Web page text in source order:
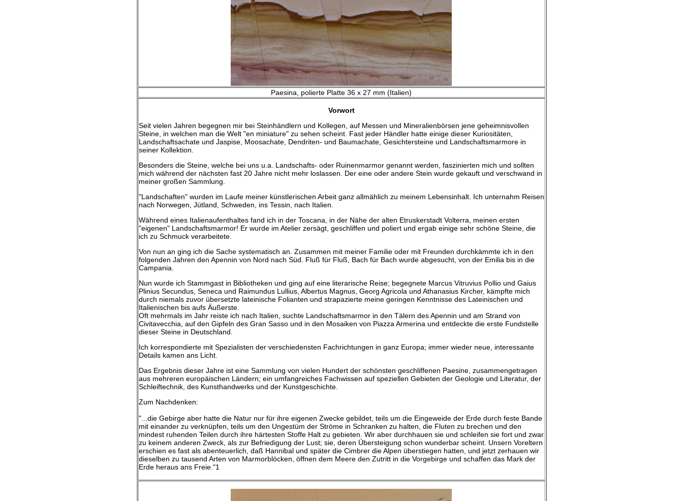
Paesina, polierte Platte 36 x 27 mm (Italien)
Vorwort
Seit vielen Jahren begegnen mir bei Steinhändlern und Kollegen, auf Messen und Mineralienbörsen jene geheimnisvollen
Steine, in welchen man die Welt "en miniature" zu sehen scheint. Fast jeder Händler hatte einige dieser Kuriositäten,
Landschaftsachate und Jaspise, Moosachate, Dendriten- und Baumachate, Gesichtersteine und Landschaftsmarmore in
seiner Kollektion.
Besonders die Steine, welche bei uns u.a. Landschafts- oder Ruinenmarmor genannt werden, faszinierten mich und sollten
mich während der nächsten fast 20 Jahre nicht mehr loslassen. Der eine oder andere Stein wurde gekauft und verschwand in
meiner großen Sammlung.
"Landschaften" wurden im Laufe meiner künstlerischen Arbeit ganz allmählich zu meinem Lebensinhalt. Ich unternahm Reisen
nach Norwegen, Jütland, Schweden, ins Tessin, nach Italien.
Während eines Italienaufenthaltes fand ich in der Toscana, in der Nähe der alten Etruskerstadt Volterra, meinen ersten
"eigenen" Landschaftsmarmor! Er wurde im Atelier zersägt, geschliffen und poliert und ergab einige sehr schöne Steine, die
ich zu Schmuck verarbeitete.
Von nun an ging ich die Sache systematisch an. Zusammen mit meiner Familie oder mit Freunden durchkämmte ich in den
folgenden Jahren den Apennin von Nord nach Süd. Fluß für Fluß, Bach für Bach wurde abgesucht, von der Emilia bis in die
Campania.
Nun wurde ich Stammgast in Bibliotheken und ging auf eine literarische Reise; begegnete Marcus Vitruvius Pollio und Gaius
Plinius Secundus, Seneca und Raimundus Lullius, Albertus Magnus, Georg Agricola und Athanasius Kircher, kämpfte mich
durch niemals zuvor übersetzte lateinische Folianten und strapazierte meine geringen Kenntnisse des Lateinischen und
Italienischen bis aufs Äußerste.
Oft mehrmals im Jahr reiste ich nach Italien, suchte Landschaftsmarmor in den Tälern des Apennin und am Strand von
Civitavecchia, auf den Gipfeln des Gran Sasso und in den Mosaiken von Piazza Armerina und entdeckte die erste Fundstelle
dieser Steine in Deutschland.
Ich korrespondierte mit Spezialisten der verschiedensten Fachrichtungen in ganz Europa; immer wieder neue, interessante
Details kamen ans Licht.
Das Ergebnis dieser Jahre ist eine Sammlung von vielen Hundert der schönsten geschliffenen Paesine, zusammengetragen
aus mehreren europäischen Ländern; ein umfangreiches Fachwissen auf speziellen Gebieten der Geologie und Literatur, der
Schleiftechnik, des Kunsthandwerks und der Kunstgeschichte.
Zum Nachdenken:
"...die Gebirge aber hatte die Natur nur für ihre eigenen Zwecke gebildet, teils um die Eingeweide der Erde durch feste Bande
mit einander zu verknüpfen, teils um den Ungestüm der Ströme in Schranken zu halten, die Fluten zu brechen und den
mindest ruhenden Teilen durch ihre härtesten Stoffe Halt zu gebieten. Wir aber durchhauen sie und schleifen sie fort und zwar
zu keinem anderen Zweck, als zur Befriedigung der Lust; sie, deren Übersteigung schon wunderbar scheint. Unsern Voreltern
erschien es fast als abenteuerlich, daß Hannibal und später die Cimbrer die Alpen überstiegen hatten, und jetzt zerhauen wir
dieselben zu tausend Arten von Marmorblöcken, öffnen dem Meere den Zutritt in die Vorgebirge und schaffen das Mark der
Erde heraus ans Freie."1